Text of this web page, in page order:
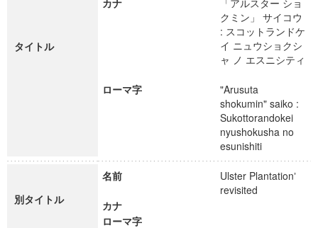
タイトル
カナ
「アルスター ショ
クミン」 サイコウ
: スコットランドケ
イ ニュウショクシ
ャ ノ エスニシティ
ローマ字
"Arusuta
shokumin" saiko :
Sukottorandokei
nyushokusha no
esunishiti
別タイトル
名前
Ulster Plantationʼ
revisited
カナ
ローマ字